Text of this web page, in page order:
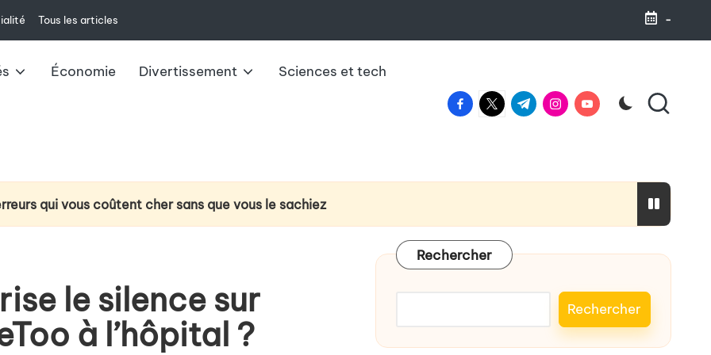
Tous les articles -
Économie Divertissement Sciences et tech
facebook.com
twitter.com
t.me instagram.com
youtube.com
qui vous coûtent cher sans que vous le sachiez
du livret A : ce qu’il faut savoir
VR Meta Quest 3 au-delà du jeu vidéo
le silence sur
à l’hôpital ?
Rechercher
Rechercher